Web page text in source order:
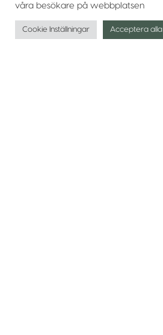
våra besökare på webbplatsen
Cookie Inställningar Acceptera alla